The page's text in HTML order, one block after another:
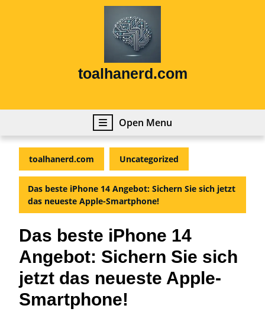
toalhanerd.com
Open Menu
Menu
toalhanerd.com Uncategorized
Das beste iPhone 14 Angebot: Sichern Sie sich jetzt
das neueste Apple-Smartphone!
Das beste iPhone 14
Angebot: Sichern Sie sich
jetzt das neueste Apple-
Smartphone!